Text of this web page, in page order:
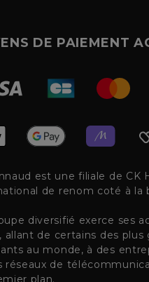
DE PAIEMENT
est une filiale de CK
de renom coté à la
diversifié exerce ses
allant de certains des
au monde, à des
réseaux de
plan.